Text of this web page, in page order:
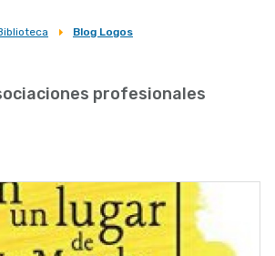
Blog Logos
profesionales